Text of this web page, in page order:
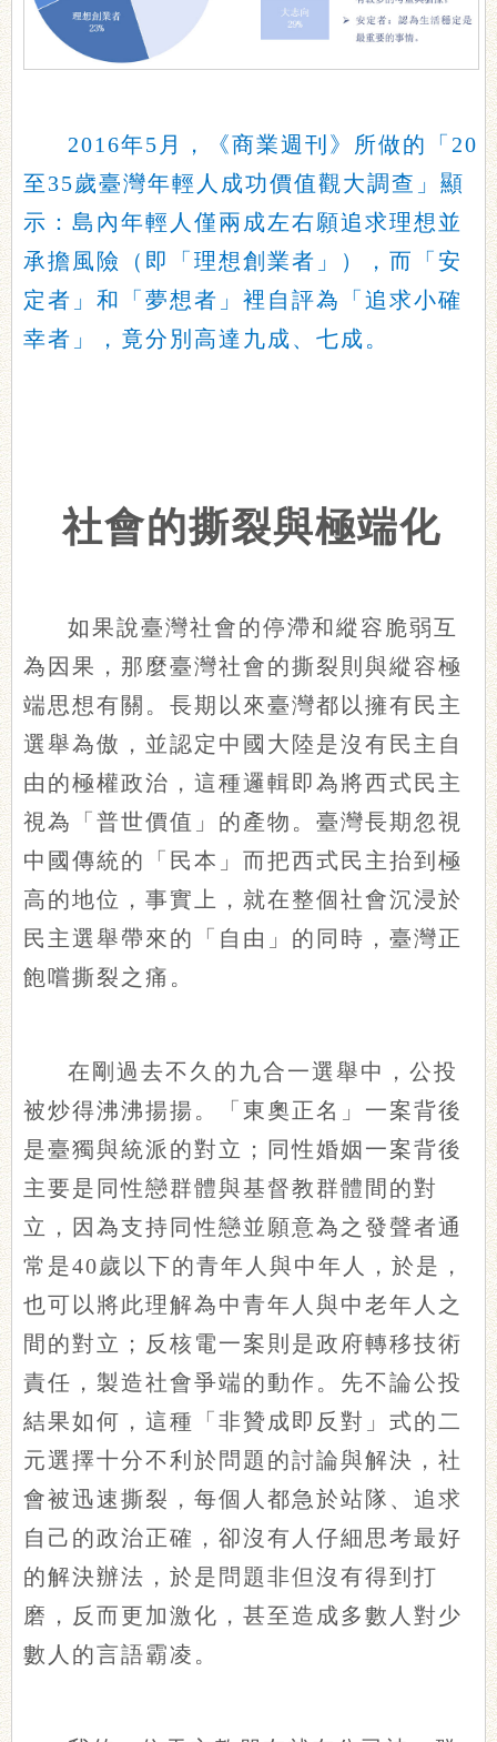
2016年5月，《商業週刊》所做的「20
至35歲臺灣年輕人成功價值觀大調查」顯
示：島內年輕人僅兩成左右願追求理想並
承擔風險（即「理想創業者」），而「安
定者」和「夢想者」裡自評為「追求小確
幸者」，竟分別高達九成、七成。
社會的撕裂與極端化
如果說臺灣社會的停滯和縱容脆弱互
為因果，那麼臺灣社會的撕裂則與縱容極
端思想有關。長期以來臺灣都以擁有民主
選舉為傲，並認定中國大陸是沒有民主自
由的極權政治，這種邏輯即為將西式民主
視為「普世價值」的產物。臺灣長期忽視
中國傳統的「民本」而把西式民主抬到極
高的地位，事實上，就在整個社會沉浸於
民主選舉帶來的「自由」的同時，臺灣正
飽嚐撕裂之痛。
在剛過去不久的九合一選舉中，公投
被炒得沸沸揚揚。「東奧正名」一案背後
是臺獨與統派的對立；同性婚姻一案背後
主要是同性戀群體與基督教群體間的對
立，因為支持同性戀並願意為之發聲者通
常是40歲以下的青年人與中年人，於是，
也可以將此理解為中青年人與中老年人之
間的對立；反核電一案則是政府轉移技術
責任，製造社會爭端的動作。先不論公投
結果如何，這種「非贊成即反對」式的二
元選擇十分不利於問題的討論與解決，社
會被迅速撕裂，每個人都急於站隊、追求
自己的政治正確，卻沒有人仔細思考最好
的解決辦法，於是問題非但沒有得到打
磨，反而更加激化，甚至造成多數人對少
數人的言語霸凌。